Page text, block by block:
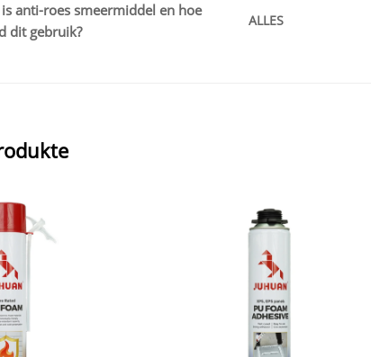
anti-roes smeermiddel en hoe
dit gebruik?
ALLES